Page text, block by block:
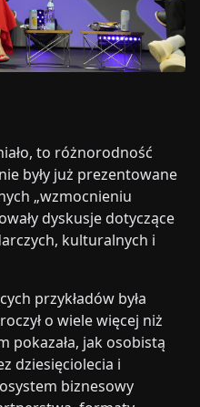
to różnorodność
były już prezentowane
„wzmocnieniu
dyskusje dotyczące
kulturalnych i
przykładów była
o wiele więcej niż
pokazała, jak osobistą
dziesięciolecia i
biznesowy